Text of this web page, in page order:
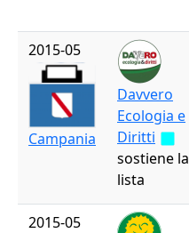
2015-05
Campania
Davvero
Ecologia e
Diritti
sostiene la
lista
2015-05